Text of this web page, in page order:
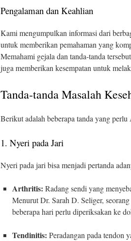
Pengalaman dan Keahlian
Kami mengumpulkan informasi dari
untuk memberikan pemahaman yang
Memahami gejala dan tanda-tanda
juga memberikan kesempatan untuk
Tanda-tanda Masalah
Berikut adalah beberapa tanda yang perlu
1. Nyeri pada Jari
Nyeri pada jari bisa menjadi pertanda
Arthritis: Radang sendi yang
Menurut Dr. Sarah D. Seliger,
beberapa hari perlu diperiksakan ke
Tendinitis: Peradangan pada tendon